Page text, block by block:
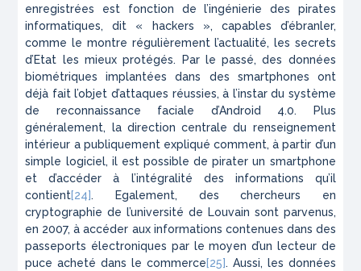
enregistrées est fonction de l’ingénierie des pirates
informatiques, dit « hackers », capables d’ébranler,
comme le montre régulièrement l’actualité, les secrets
d’Etat les mieux protégés. Par le passé, des données
biométriques implantées dans des smartphones ont
déjà fait l’objet d’attaques réussies, à l’instar du système
de reconnaissance faciale d’Android 4.0. Plus
généralement, la direction centrale du renseignement
intérieur a publiquement expliqué comment, à partir d’un
simple logiciel, il est possible de pirater un smartphone
et d’accéder à l’intégralité des informations qu’il
contient[24]. Egalement, des chercheurs en
cryptographie de l’université de Louvain sont parvenus,
en 2007, à accéder aux informations contenues dans des
passeports électroniques par le moyen d’un lecteur de
puce acheté dans le commerce[25]. Aussi, les données